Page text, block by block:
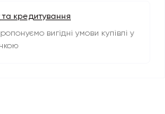
та кредитування
вигідні умови купівлі у